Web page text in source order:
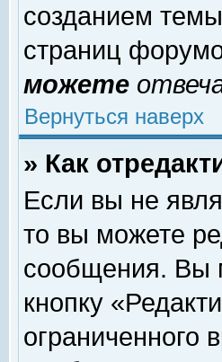
созданием
страниц
можете
Вернуться наверх
» Как
Если вы не
то вы можете
сообщения. Вы
кнопку
ограниченного